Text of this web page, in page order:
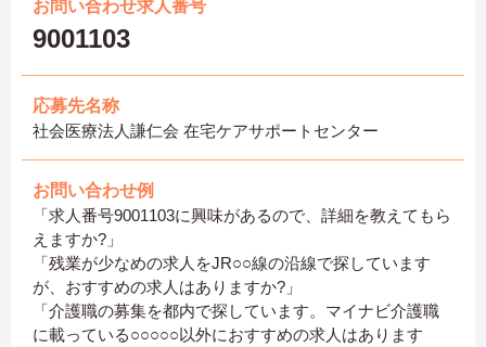
お問い合わせ求人番号
9001103
応募先名称
社会医療法人謙仁会 在宅ケアサポートセンター
お問い合わせ例
「求人番号9001103に興味があるので、詳細を教えてもら
えますか?」
「残業が少なめの求人をJR○○線の沿線で探しています
が、おすすめの求人はありますか?」
「介護職の募集を都内で探しています。マイナビ介護職
に載っている○○○○○以外におすすめの求人はあります